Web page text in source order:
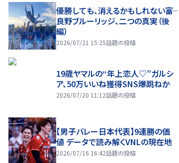
優勝しても、消えるかもしれない――富
良野ブルーリッジ、二つの真実（後
編）
2026/07/21 15:25話題の投稿
19歳ヤマルの“年上恋人♡”ガルシ
ア、50万いいね獲得SNS爆跳ねか
2026/07/20 11:12話題の投稿
【男子バレー日本代表】9連勝の価
値 データで読み解くVNLの現在地
2026/07/16 16:42話題の投稿